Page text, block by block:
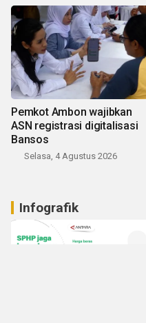
Pemkot Ambon wajibkan
ASN registrasi digitalisasi
Bansos
Selasa, 4 Agustus 2026
Infografik